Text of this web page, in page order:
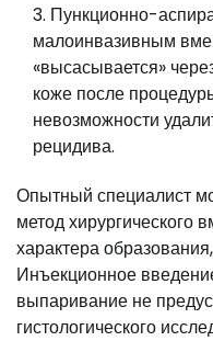
Пункционно-
малоинвазивным
«высасывается»
коже после
невозможности
рецидива.
Опытный специалист
метод хирургического
характера
Инъекционное
выпаривание не
гистологического